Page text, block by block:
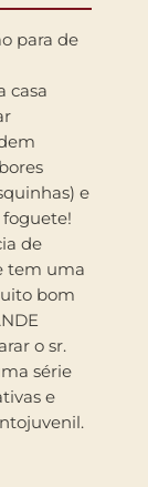
para de
casa
e
de
tem uma
bom
o sr.
série
e